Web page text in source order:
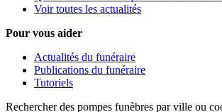
Voir toutes les actualités
Pour vous aider
Actualités du funéraire
Publications du funéraire
Tutoriels
Rechercher des pompes funèbres par ville ou